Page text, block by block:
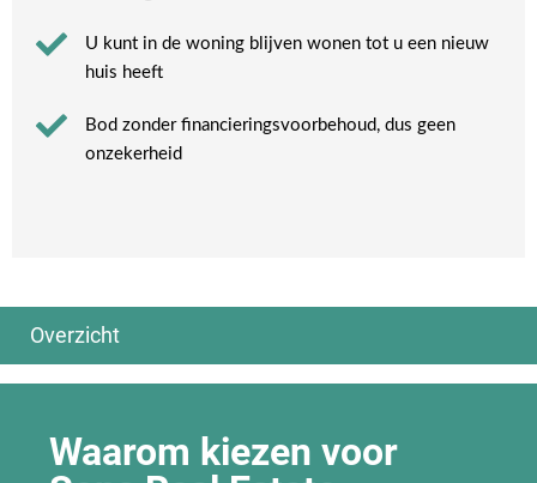
U kunt in de woning blijven wonen tot u een nieuw
huis heeft​
Bod zonder financieringsvoorbehoud, dus geen
onzekerheid​
Overzicht
Algemeen
Huis verkopen
Wanneer huis verkopen?
Huis verkopen & financiën
Ook interessant
Huis verkopen of verhuren
Woningruil
Waarom kiezen voor